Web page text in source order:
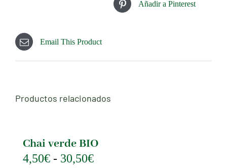
Añadir a Pinterest
Email This Product
Productos relacionados
Chai verde BIO
4,50€ - 30,50€Rango